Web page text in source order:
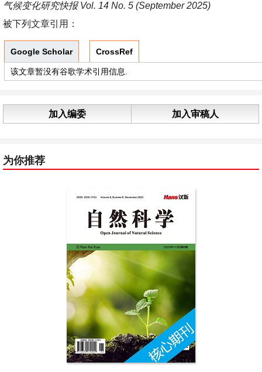
气候变化研究快报 Vol. 14 No. 5 (September 2025)
被下列文章引用：
Google Scholar CrossRef
该文章暂没有谷歌学术引用信息.
加入编委 加入审稿人
为你推荐